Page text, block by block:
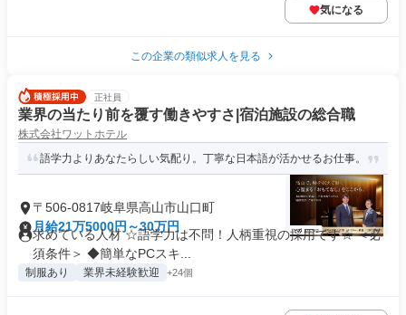
気になる
この企業の類似求人を見る
正社員
業界の当たり前を覆す働きやすさ|宿泊施設の総合職
株式会社ワットホテル
語学力よりあなたらしい気配り。丁寧な日本語が活かせるお仕事。
〒506-0817岐阜県高山市山口町
月給21万5000円～30万円
求めている人材 ☆語学力は不問！人柄重視の採用です☆ ＜必
須条件＞ ◆簡単なPCスキ...
制服あり 業界未経験歓迎 +24個